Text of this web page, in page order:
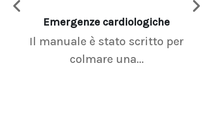
Emergenze cardiologiche
Il manuale è stato scritto per
colmare una...